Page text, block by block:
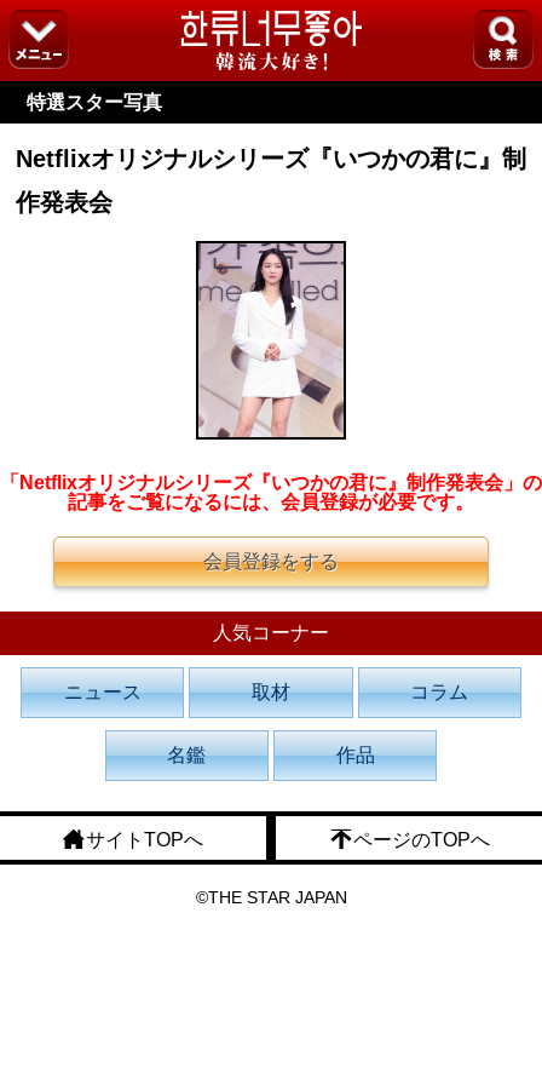
特選スター写真
Netflixオリジナルシリーズ『いつかの君に』制
作発表会
「Netflixオリジナルシリーズ『いつかの君に』制作発表会」の
記事をご覧になるには、会員登録が必要です。
会員登録をする
人気コーナー
ニュース 取材 コラム
名鑑 作品
サイトTOPへ ページのTOPへ
©THE STAR JAPAN